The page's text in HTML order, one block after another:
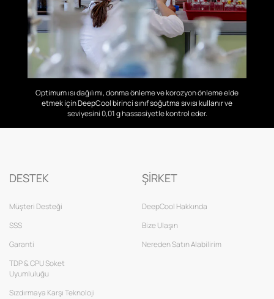
Optimum ısı dağılımı, donma önleme ve korozyon önleme elde
etmek için DeepCool birinci sınıf soğutma sıvısı kullanır ve
seviyesini 0,01 g hassasiyetle kontrol eder.
DESTEK
Müşteri Desteği
SSS
Garanti
TDP & CPU Soket
Uyumluluğu
Sızdırmaya Karşı Teknoloji
ŞİRKET
DeepCool Hakkında
Bize Ulaşın
Nereden Satın Alabilirim